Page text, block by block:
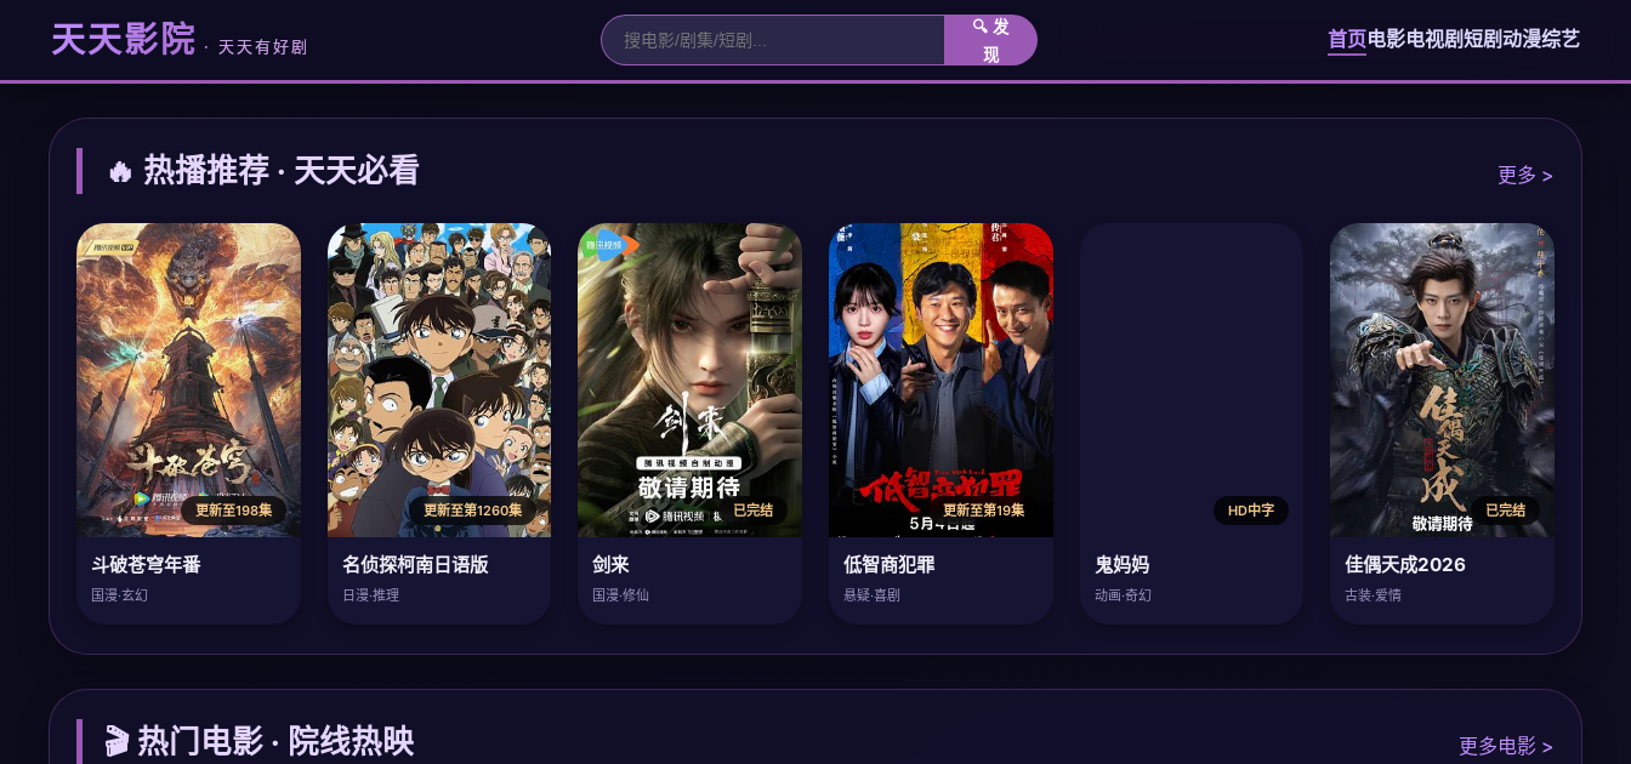
天天影院 · 天天有好剧
🔍 发
现
首页电影电视剧短剧动漫综艺
🔥 热播推荐 · 天天必看 更多 >
更新至198集
斗破苍穹年番
国漫·玄幻
更新至第1260集
名侦探柯南日语版
日漫·推理
已完结
剑来
国漫·修仙
更新至第19集
低智商犯罪
悬疑·喜剧
HD中字
鬼妈妈
动画·奇幻
已完结
佳偶天成2026
古装·爱情
🎬 热门电影 · 院线热映 更多电影 >